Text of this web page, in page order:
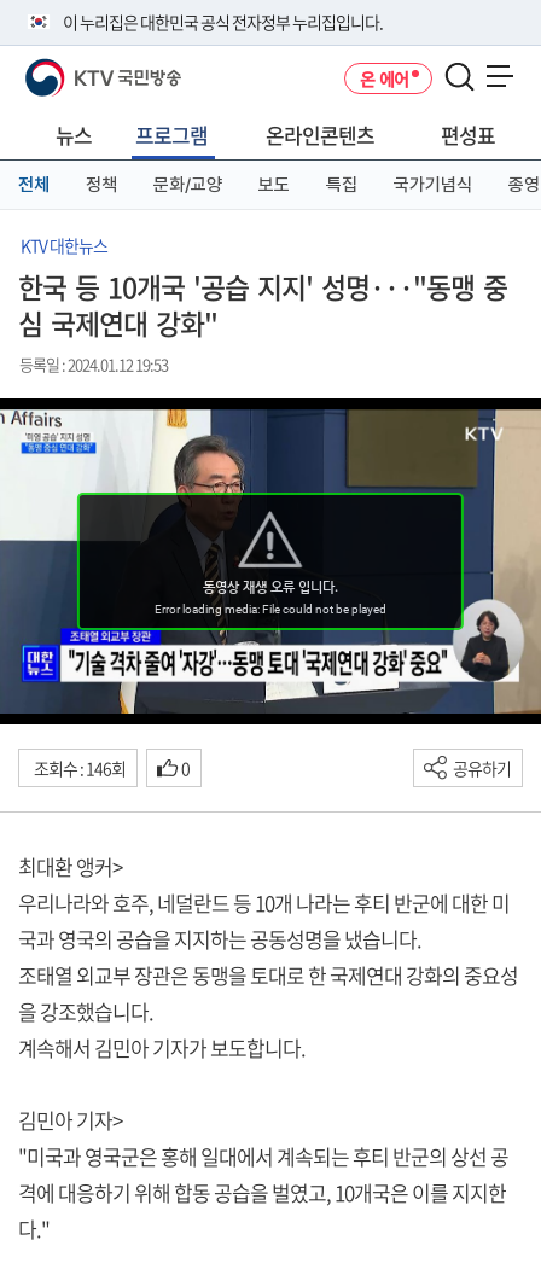
이 누리집은 대한민국 공식 전자정부 누리집입니다.
공식 누리집 주소 확인하기
니다.
이밖에 or.kr 또는 .kr등 다른 도메인 주소를 사용하고 있다면 아래 URL에
서 도메인 주소를 확인해 보세요
KTV 국민방송 온 에어
뉴스 프로그램 온라인콘텐츠 편성표
전체 정책 문화/교양 보도 특집 국가기념식 종영
KTV 대한뉴스
한국 등 10개국 '공습 지지' 성명···"동맹 중
심 국제연대 강화"
등록일 : 2024.01.12 19:53
조회수 : 146회 0 공유하기
최대환 앵커>
우리나라와 호주, 네덜란드 등 10개 나라는 후티 반군에 대한 미
국과 영국의 공습을 지지하는 공동성명을 냈습니다.
조태열 외교부 장관은 동맹을 토대로 한 국제연대 강화의 중요성
을 강조했습니다.
계속해서 김민아 기자가 보도합니다.
김민아 기자>
"미국과 영국군은 홍해 일대에서 계속되는 후티 반군의 상선 공
격에 대응하기 위해 합동 공습을 벌였고, 10개국은 이를 지지한
다."